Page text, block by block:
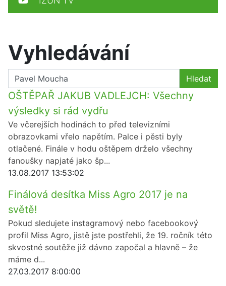
Vyhledávání
Hledat
OŠTĚPAŘ JAKUB VADLEJCH: Všechny
výsledky si rád vydřu
Ve včerejších hodinách to před televizními
obrazovkami vřelo napětím. Palce i pěsti byly
otlačené. Finále v hodu oštěpem drželo všechny
fanoušky napjaté jako šp...
13.08.2017 13:53:02
Finálová desítka Miss Agro 2017 je na
světě!
Pokud sledujete instagramový nebo facebookový
profil Miss Agro, jistě jste postřehli, že 19. ročník této
skvostné soutěže již dávno započal a hlavně – že
máme d...
27.03.2017 8:00:00